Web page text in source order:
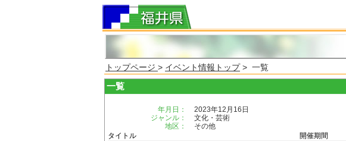
トップページ > イベント情報トップ> 一覧
一覧
年月日：
2023年12月16日
ジャンル：
文化・芸術
地区：
その他
タイトル
開催期間